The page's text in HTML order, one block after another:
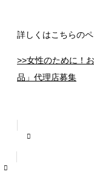
詳しくはこちらの
>>女性のために！
品」代理店募集